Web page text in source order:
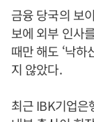
금융 당국의 보
보에 외부 인사
때만 해도 ‘낙하
지 않았다.
최근 IBK기업은